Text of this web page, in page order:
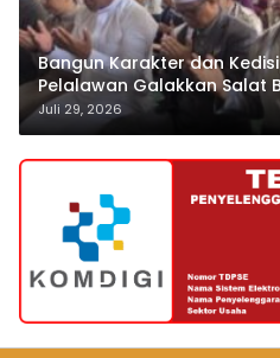
Bangun Karakter dan
Pelalawan Galakkan Salat
Juli 29, 2026